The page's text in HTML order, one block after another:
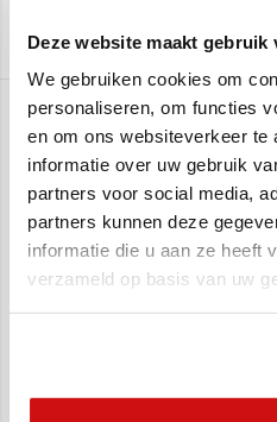
Deze website maakt gebruik
We gebruiken cookies om
personaliseren, om functies
en om ons websiteverkeer te
informatie over uw gebruik
partners voor social media,
partners kunnen deze
informatie die u aan ze heeft
verzameld op basis van uw
Opel Vectra B Hatchback 1.6
2002)
Opel Vectra B Combi 1.6
Montagematerialen kunt u
Gerelateerde
SALE